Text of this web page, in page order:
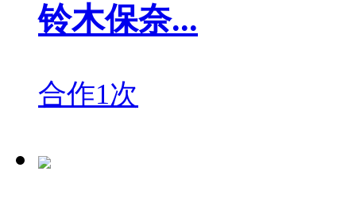
铃木保奈...
合作1次